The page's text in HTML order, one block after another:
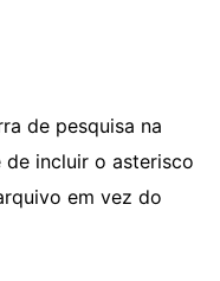
de pesquisa na
incluir o asterisco
em vez do